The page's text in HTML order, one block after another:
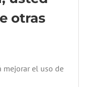
otras
mejorar el uso de